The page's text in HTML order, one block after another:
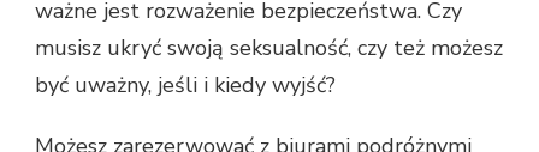
ważne jest rozważenie bezpieczeństwa. Czy
musisz ukryć swoją seksualność, czy też możesz
być uważny, jeśli i kiedy wyjść?
Możesz zarezerwować z biurami podróżnymi